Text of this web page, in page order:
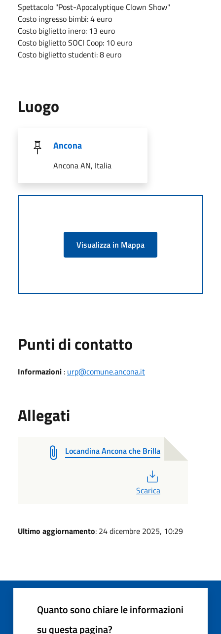
Spettacolo "Post-Apocalyptique Clown Show"
Costo ingresso bimbi: 4 euro
Costo biglietto inero: 13 euro
Costo biglietto SOCI Coop: 10 euro
Costo biglietto studenti: 8 euro
Luogo
Ancona
Ancona AN, Italia
Visualizza in Mappa
Punti di contatto
Informazioni : urp@comune.ancona.it
Allegati
Locandina Ancona che Brilla
Scarica
Ultimo aggiornamento: 24 dicembre 2025, 10:29
Quanto sono chiare le informazioni
su questa pagina?